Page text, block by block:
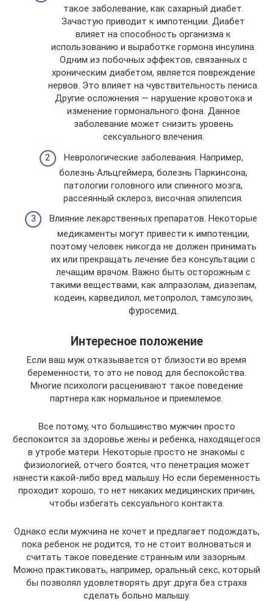
такое заболевание, как сахарный диабет.
Зачастую приводит к импотенции. Диабет
влияет на способность организма к
использованию и выработке гормона инсулина.
Одним из побочных эффектов, связанных с
хроническим диабетом, является повреждение
нервов. Это влияет на чувствительность пениса.
Другие осложнения — нарушение кровотока и
изменение гормонального фона. Данное
заболевание может снизить уровень
сексуального влечения.
Неврологические заболевания. Например,
болезнь Альцгеймера, болезнь Паркинсона,
патологии головного или спинного мозга,
рассеянный склероз, височная эпилепсия.
Влияние лекарственных препаратов. Некоторые
медикаменты могут привести к импотенции,
поэтому человек никогда не должен принимать
их или прекращать лечение без консультации с
лечащим врачом. Важно быть осторожным с
такими веществами, как алпразолам, диазепам,
кодеин, карведилол, метопролол, тамсулозин,
фуросемид.
Интересное положение
Если ваш муж отказывается от близости во время
беременности, то это не повод для беспокойства.
Многие психологи расценивают такое поведение
партнера как нормальное и приемлемое.
Все потому, что большинство мужчин просто
беспокоится за здоровье жены и ребенка, находящегося
в утробе матери. Некоторые просто не знакомы с
физиологией, отчего боятся, что пенетрация может
нанести какой-либо вред малышу. Но если беременность
проходит хорошо, то нет никаких медицинских причин,
чтобы избегать сексуального контакта.
Однако если мужчина не хочет и предлагает подождать,
пока ребенок не родится, то не стоит волноваться и
считать такое поведение странным или зазорным.
Можно практиковать, например, оральный секс, который
бы позволял удовлетворять друг друга без страха
сделать больно малышу.